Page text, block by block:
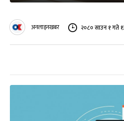
अनलाइनखबर २०८० साउन १ गते